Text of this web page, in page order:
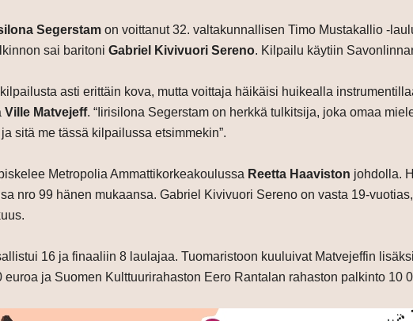
Segerstam on voittanut 32. valtakunnallisen Timo Mustakallio -
sai baritoni Gabriel Kivivuori Sereno. Kilpailu käytiin
asti erittäin kova, mutta voittaja häikäisi huikealla
Ville Matvejeff. “Iirisilona Segerstam on herkkä tulkitsija, joka omaa
sitä me tässä kilpailussa etsimmekin”.
Metropolia Ammattikorkeakoulussa Reetta Haaviston johdolla.
nro 99 hänen mukaansa. Gabriel Kivivuori Sereno on vasta 19-
16 ja finaaliin 8 laulajaa. Tuomaristoon kuuluivat Matvejeffin
euroa ja Suomen Kulttuurirahaston Eero Rantalan rahaston palkinto 10